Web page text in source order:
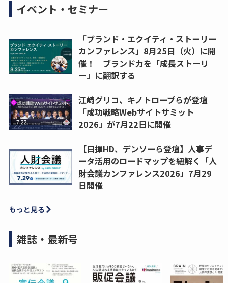
イベント・セミナー
「ブランド・エクイティ・ストーリー
カンファレンス」8月25日（火）に開
催！ ブランド力を「成長ストーリ
ー」に翻訳する
江崎グリコ、キノトロープらが登壇
「成功戦略Webサイトサミット
2026」が7月22日に開催
【日揮HD、デンソーら登壇】人事デ
ータ活用のロードマップを紐解く「人
財会議カンファレンス2026」7月29
日開催
もっと見る
雑誌・最新号